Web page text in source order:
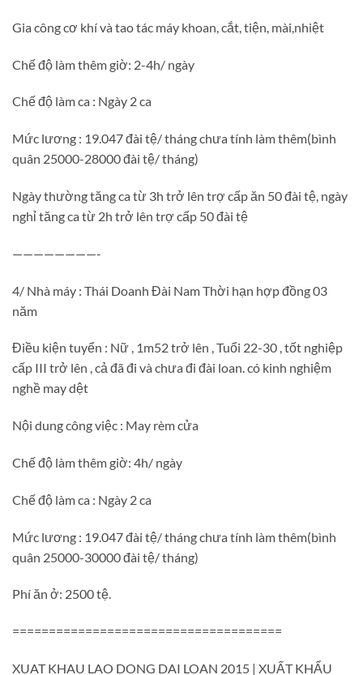
Gia công cơ khí và tao tác máy khoan, cắt, tiện, mài,nhiệt
Chế độ làm thêm giờ: 2-4h/ ngày
Chế độ làm ca : Ngày 2 ca
Mức lương : 19.047 đài tệ/ tháng chưa tính làm thêm(bình
quân 25000-28000 đài tệ/ tháng)
Ngày thường tăng ca từ 3h trở lên trợ cấp ăn 50 đài tệ, ngày
nghỉ tăng ca từ 2h trở lên trợ cấp 50 đài tệ
————————-
4/ Nhà máy : Thái Doanh Đài Nam Thời hạn hợp đồng 03
năm
Điều kiện tuyển : Nữ , 1m52 trở lên , Tuổi 22-30 , tốt nghiệp
cấp III trở lên , cả đã đi và chưa đi đài loan. có kinh nghiệm
nghề may dệt
Nội dung công việc : May rèm cửa
Chế độ làm thêm giờ: 4h/ ngày
Chế độ làm ca : Ngày 2 ca
Mức lương : 19.047 đài tệ/ tháng chưa tính làm thêm(bình
quân 25000-30000 đài tệ/ tháng)
Phí ăn ở: 2500 tệ.
=====================================
XUAT KHAU LAO DONG DAI LOAN 2015 | XUẤT KHẨU